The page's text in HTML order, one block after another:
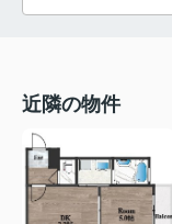
近隣の物件